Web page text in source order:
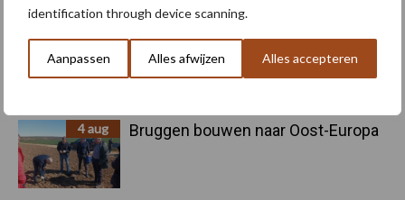
identification through device scanning.
Aanpassen Alles afwijzen Alles accepteren
4 aug
Provincie Antwerpen breidt
onttrekkingsverbod uit: geen water
meer oppompen uit onbevaarbare
waterlopen
4 aug Bruggen bouwen naar Oost-Europa